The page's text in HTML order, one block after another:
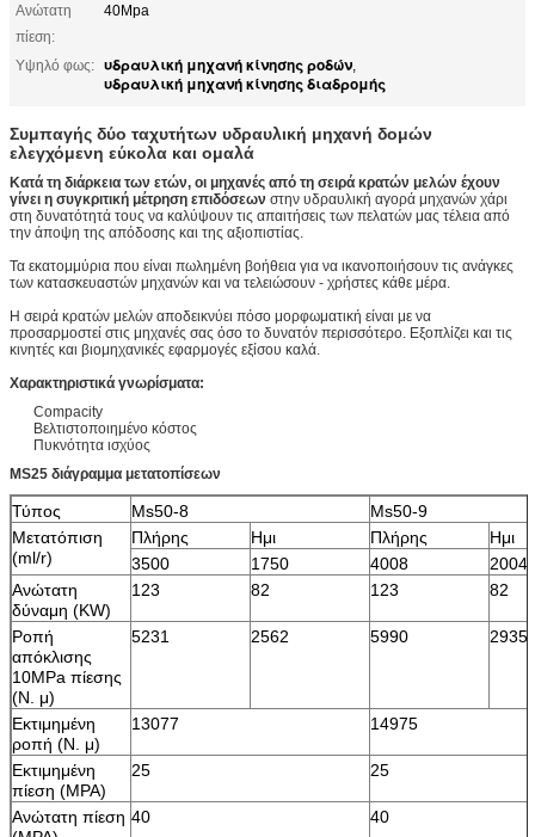
Ανώτατη
πίεση:
40Mpa
Υψηλό φως: υδραυλική μηχανή κίνησης ροδών,
υδραυλική μηχανή κίνησης διαδρομής
Συμπαγής δύο ταχυτήτων υδραυλική μηχανή δομών
ελεγχόμενη εύκολα και ομαλά
Κατά τη διάρκεια των ετών, οι μηχανές από τη σειρά κρατών μελών έχουν
γίνει η συγκριτική μέτρηση επιδόσεων στην υδραυλική αγορά μηχανών χάρι
στη δυνατότητά τους να καλύψουν τις απαιτήσεις των πελατών μας τέλεια από
την άποψη της απόδοσης και της αξιοπιστίας.
Τα εκατομμύρια που είναι πωλημένη βοήθεια για να ικανοποιήσουν τις ανάγκες
των κατασκευαστών μηχανών και να τελειώσουν - χρήστες κάθε μέρα.
Η σειρά κρατών μελών αποδεικνύει πόσο μορφωματική είναι με να
προσαρμοστεί στις μηχανές σας όσο το δυνατόν περισσότερο. Εξοπλίζει και τις
κινητές και βιομηχανικές εφαρμογές εξίσου καλά.
Χαρακτηριστικά γνωρίσματα:
Compacity
Βελτιστοποιημένο κόστος
Πυκνότητα ισχύος
MS25 διάγραμμα μετατοπίσεων
Τύπος Ms50-8
Ms50-9
Μετατόπιση
(ml/r)
Πλήρης Ημι Πλήρης
Ημι
3500
1750 4008
2004
Ανώτατη
δύναμη (KW)
123 82 123 82
Ροπή
απόκλισης
10MPa πίεσης
(Ν. μ)
5231 2562 5990 2935
Εκτιμημένη
ροπή (Ν. μ)
13077 14975
Εκτιμημένη
πίεση (MPA)
25 25
Ανώτατη πίεση 40 40